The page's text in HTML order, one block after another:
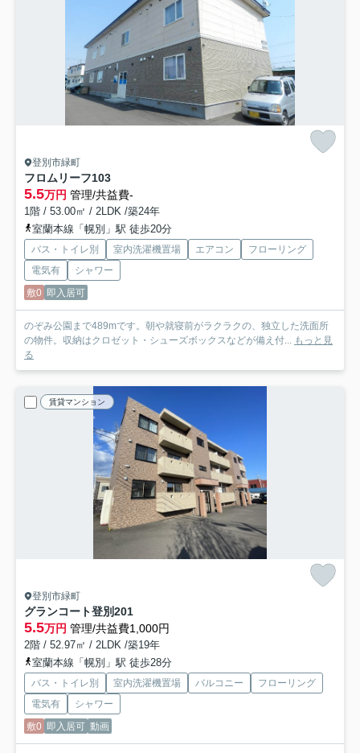
登別市緑町
フロムリーフ103
5.5万円 管理/共益費-
1階 / 53.00㎡ / 2LDK /築24年
室蘭本線「幌別」駅 徒歩20分
バス・トイレ別 室内洗濯機置場 エアコン
フローリング
電気有
シャワー
敷0 即入居可
のぞみ公園まで489mです。朝や就寝前がラクラクの、独立した洗面所
の物件。収納はクロゼット・シューズボックスなどが備え付... もっと見
る
賃貸マンション
登別市緑町
グランコート登別201
5.5万円 管理/共益費1,000円
2階 / 52.97㎡ / 2LDK /築19年
室蘭本線「幌別」駅 徒歩28分
バス・トイレ別 室内洗濯機置場 バルコニー
フローリング
電気有
シャワー
敷0 即入居可 動画